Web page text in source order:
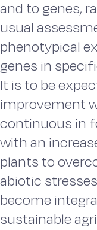
and to genes,
usual
phenotypical
genes in
It is to be
improvement
continuous in
with an
plants to
abiotic
become
sustainable